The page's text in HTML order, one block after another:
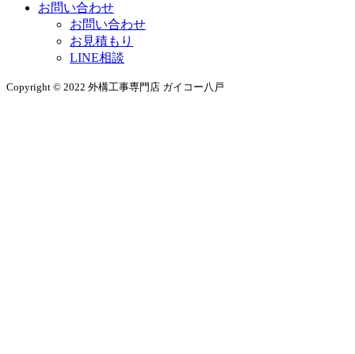
お問い合わせ
お問い合わせ
お見積もり
LINE相談
Copyright © 2022 外構工事専門店 ガイコー八戸